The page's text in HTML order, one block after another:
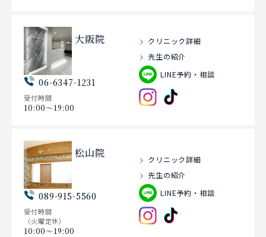
大阪院
06-6347-1231
受付時間
10:00〜19:00
クリニック詳細
先生の紹介
LINE予約・相談
松山院
089-915-5560
受付時間
（火曜定休）
10:00〜19:00
クリニック詳細
先生の紹介
LINE予約・相談